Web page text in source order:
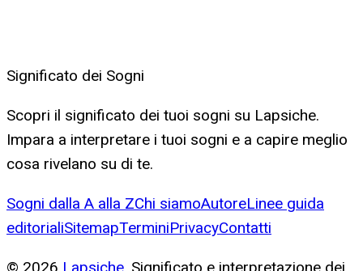
Significato dei Sogni
Scopri il significato dei tuoi sogni su Lapsiche.
Impara a interpretare i tuoi sogni e a capire meglio
cosa rivelano su di te.
Sogni dalla A alla ZChi siamoAutoreLinee guida
editorialiSitemapTerminiPrivacyContatti
© 2026 Lapsiche . Significato e interpretazione dei